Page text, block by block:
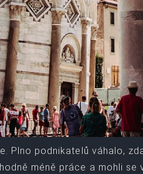
Plno podnikatelů váhalo,
méně práce a mohli se